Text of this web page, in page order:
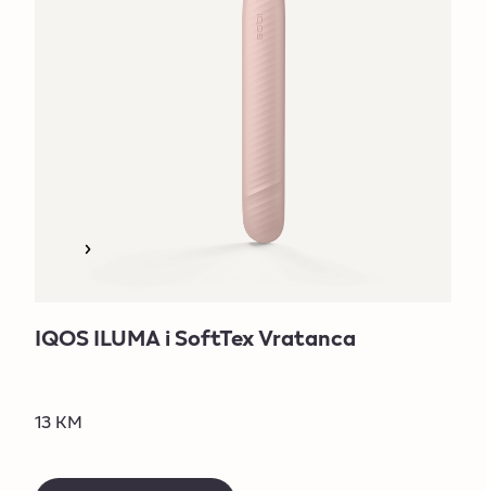
IQOS ILUMA i SoftTex Vratanca
13 KM